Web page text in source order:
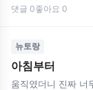
댓글 0좋아요 0
뉴토랑
아침부터
움직였더니 진짜 너